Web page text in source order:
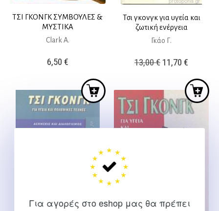
Για αγορές στο eshop μας θα πρέπει
ΤΣΙ ΓΚΟΝΓΚ ΣΥΜΒΟΥΛΕΣ &
ΜΥΣΤΙΚΑ
Clark A.
6,50 €
Τσι γκονγκ για υγεία και
ζωτική ενέργεια
Γκάο Γ.
13,00€ Original
was:
13,00 €.
11,70€
τιμή
είναι:
11,70 €.